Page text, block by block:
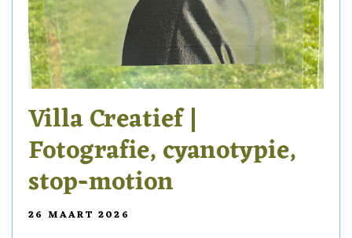
Villa Creatief |
Fotografie, cyanotypie,
stop-motion
26 MAART 2026